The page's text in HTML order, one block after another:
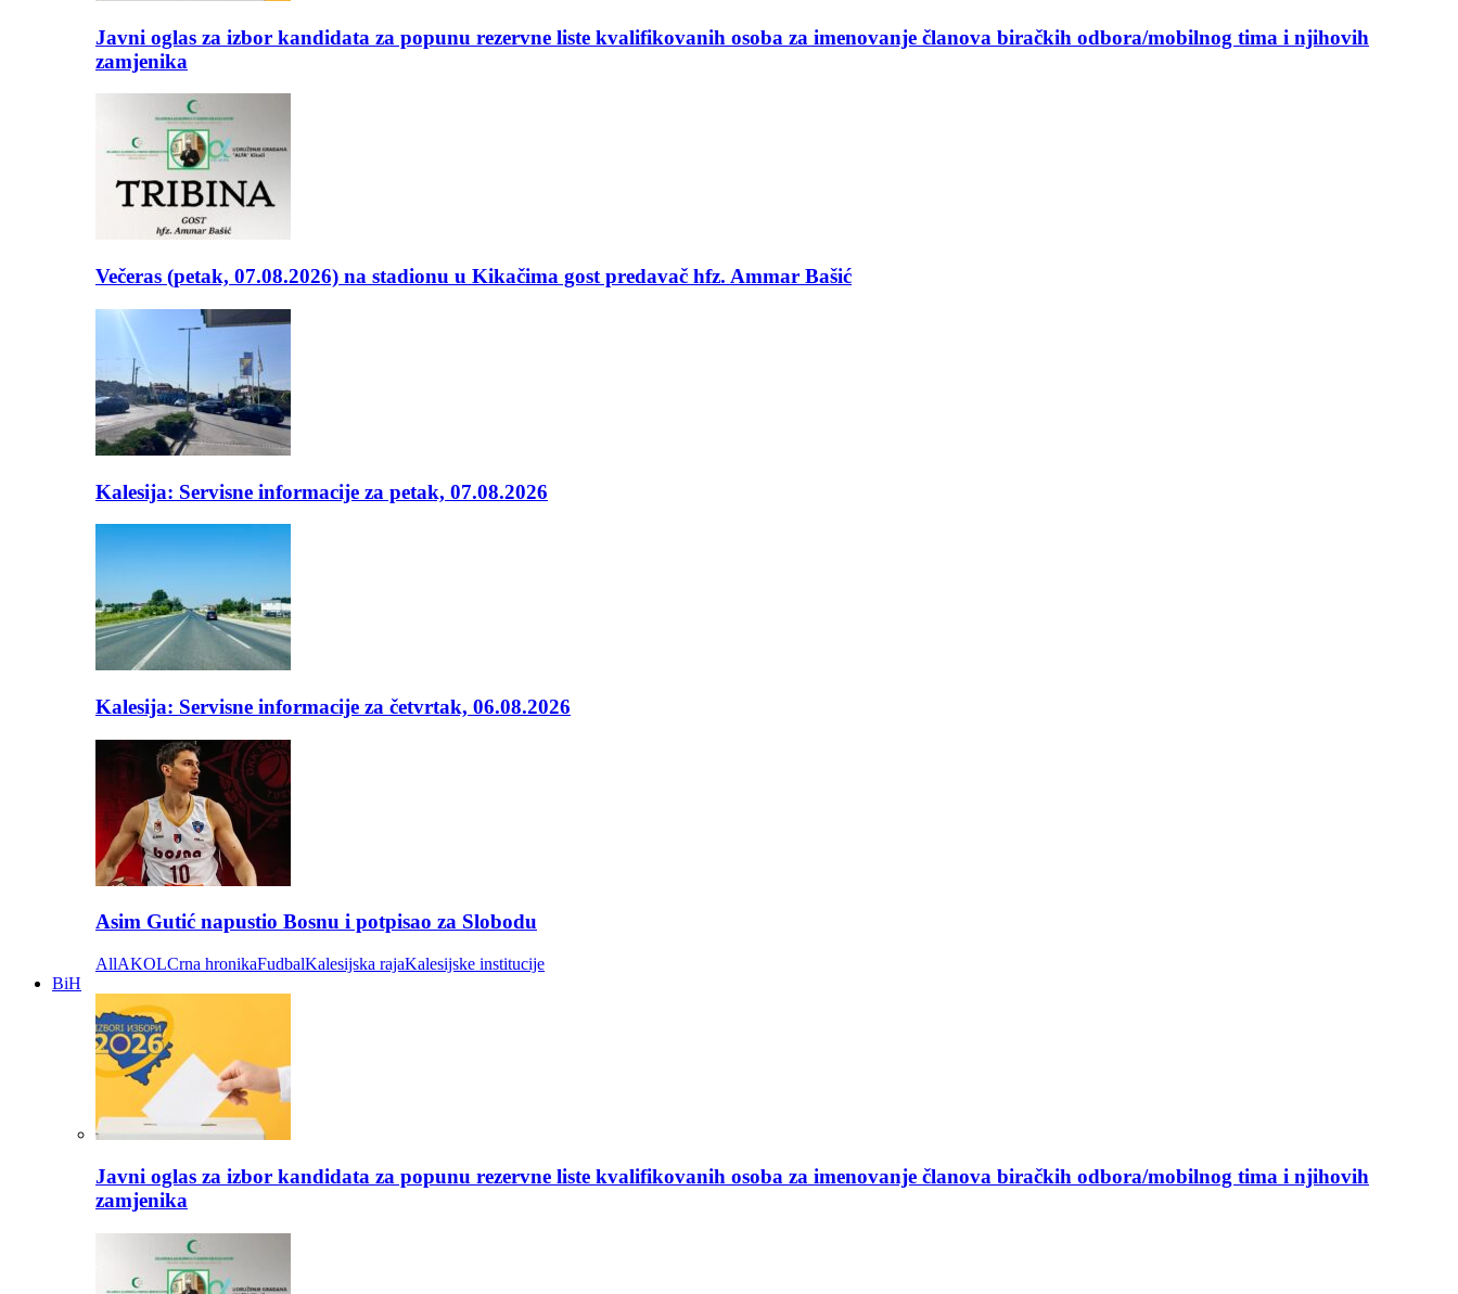
Javni oglas za izbor kandidata za popunu rezervne liste kvalifikovanih osoba za imenovanje članova biračkih odbora/mobilnog tima i njihovih
zamjenika
Večeras (petak, 07.08.2026) na stadionu u Kikačima gost predavač hfz. Ammar Bašić
Kalesija: Servisne informacije za petak, 07.08.2026
Kalesija: Servisne informacije za četvrtak, 06.08.2026
Asim Gutić napustio Bosnu i potpisao za Slobodu
AllAKOLCrna hronikaFudbalKalesijska rajaKalesijske institucije
BiH
Javni oglas za izbor kandidata za popunu rezervne liste kvalifikovanih osoba za imenovanje članova biračkih odbora/mobilnog tima i njihovih
zamjenika